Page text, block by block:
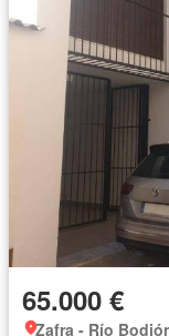
65.000 €
Zafra - Río